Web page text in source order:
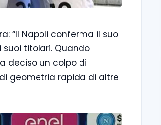
“Il Napoli conferma il suo
titolari. Quando
deciso un colpo di
geometria rapida di altre